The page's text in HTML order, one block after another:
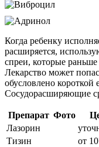
Когда ребенку
расширяется,
спреи, которые раньше
Лекарство может
обусловлено короткой
Сосудорасширяющие
Препарат Фото
Лазорин
Тизин
от